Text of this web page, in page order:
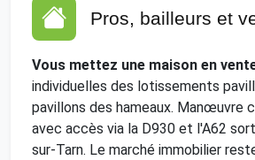
Pros, bailleurs et
Vous mettez une maison en
individuelles des lotissements
pavillons des hameaux. Manœuvre
avec accès via la D930 et l'A62
sur-Tarn. Le marché immobilier